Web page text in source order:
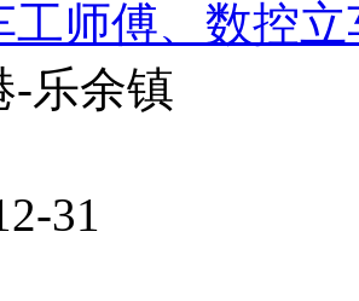
工师傅、数控立
-乐余镇
31